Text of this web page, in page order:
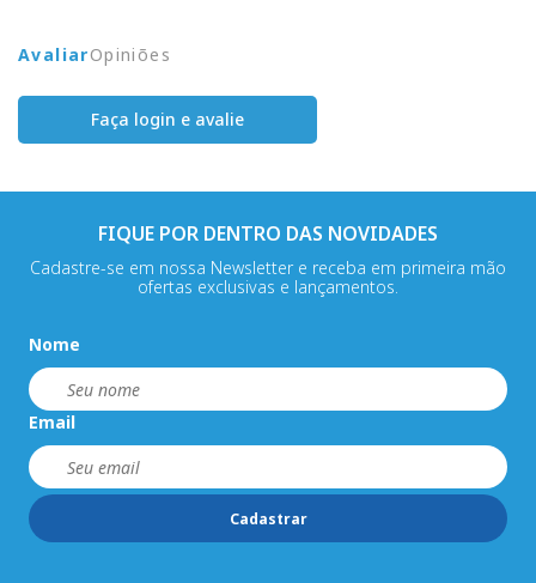
AvaliarOpiniões
Faça login e avalie
FIQUE POR DENTRO DAS NOVIDADES
Cadastre-se em nossa Newsletter e receba em primeira mão
ofertas exclusivas e lançamentos.
Nome
Email
Cadastrar